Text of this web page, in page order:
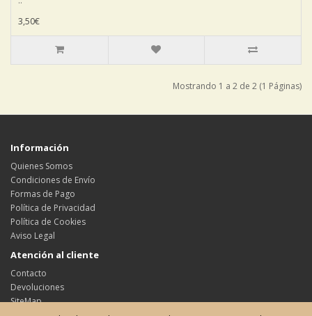
3,50€
Mostrando 1 a 2 de 2 (1 Páginas)
Información
Quienes Somos
Condiciones de Envío
Formas de Pago
Política de Privacidad
Política de Cookies
Aviso Legal
Atención al cliente
Contacto
Devoluciones
SiteMap